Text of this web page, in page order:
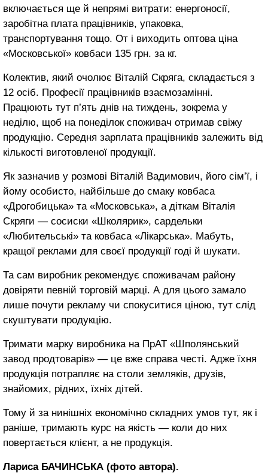
включається ще й непрямі витрати: енергоносії,
заробітна плата працівників, упаковка,
транспортування тощо. От і виходить оптова ціна
«Московської» ковбаси 135 грн. за кг.
Колектив, який очолює Віталій Скряга, складається з
12 осіб. Професії працівників взаємозамінні.
Працюють тут п’ять днів на тиждень, зокрема у
неділю, щоб на понеділок споживач отримав свіжу
продукцію. Середня зарплата працівників залежить від
кількості виготовленої продукції.
Як зазначив у розмові Віталій Вадимович, його сім’ї, і
йому особисто, найбільше до смаку ковбаса
«Дрогобицька» та «Московська», а діткам Віталія
Скряги ― сосиски «Школярик», сардельки
«Любительські» та ковбаса «Лікарська». Мабуть,
кращої реклами для своєї продукції годі й шукати.
Та сам виробник рекомендує споживачам району
довіряти певній торговій марці. А для цього замало
лише почути рекламу чи спокуситися ціною, тут слід
скуштувати продукцію.
Тримати марку виробника на ПрАТ «Шполянський
завод продтоварів» — це вже справа честі. Адже їхня
продукція потрапляє на столи земляків, друзів,
знайомих, рідних, їхніх дітей.
Тому й за нинішніх економічно складних умов тут, як і
раніше, тримають курс на якість ― коли до них
повертається клієнт, а не продукція.
Лариса БАЧИНСЬКА (фото автора).